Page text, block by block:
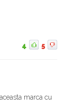
4 5
marca cu